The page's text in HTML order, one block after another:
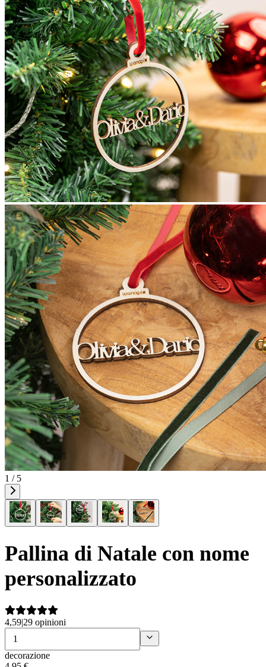
1 / 5
Pallina di Natale con nome
personalizzato
4,59|29 opinioni
decorazione